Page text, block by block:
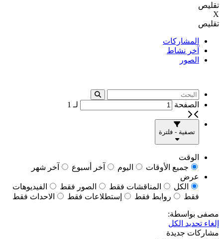
تقليص
X
تقليص
المشاركات
آخر نشاط
الصور
الصفحة لـ 1
تصفية - فلترة
الوقت
جميع الأوقات
اليوم آخر أسبوع
آخر شهر
عرض
الكل
المناقشات فقط الصور فقط
الفيديوهات
فقط
روابط فقط إستطلاعات فقط الاحداث فقط
مصفى بواسطة:
إلغاء تحديد الكل
مشاركات جديدة